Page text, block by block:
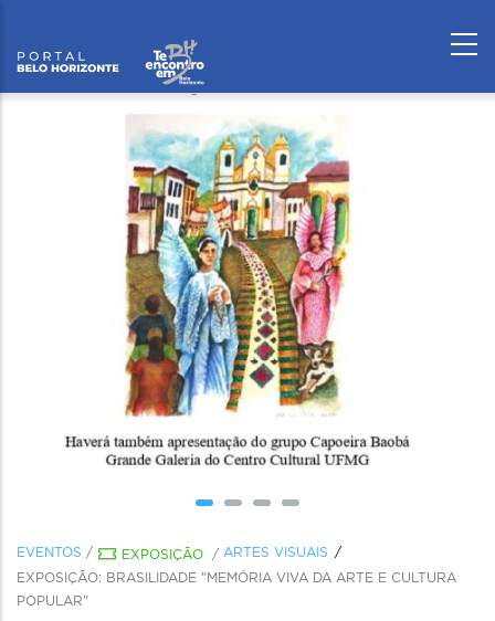
EVENTOS / EXPOSIÇÃO / ARTES VISUAIS
EXPOSIÇÃO: BRASILIDADE "MEMÓRIA VIVA DA ARTE E CULTURA
POPULAR"